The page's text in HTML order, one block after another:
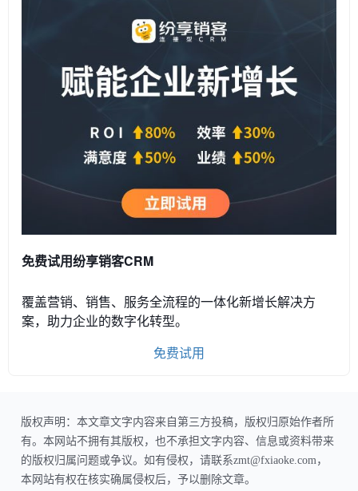
免费试用纷享销客CRM
覆盖营销、销售、服务全流程的一体化新增长解决方
案，助力企业的数字化转型。
免费试用
版权声明：本文章文字内容来自第三方投稿，版权归原始作者所
有。本网站不拥有其版权，也不承担文字内容、信息或资料带来
的版权归属问题或争议。如有侵权，请联系zmt@fxiaoke.com，
本网站有权在核实确属侵权后，予以删除文章。